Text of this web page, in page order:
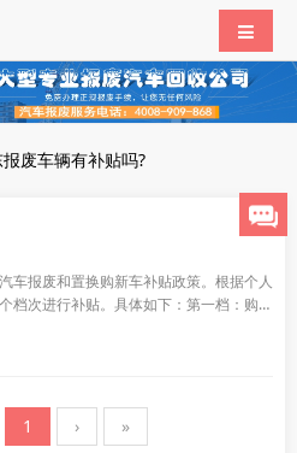
废车辆有补贴吗?
车报废和置换购新车补贴政策。‌根据个人
档次进行补贴。‌具体如下：‌第一档：‌购车
的，‌购...
1 › »